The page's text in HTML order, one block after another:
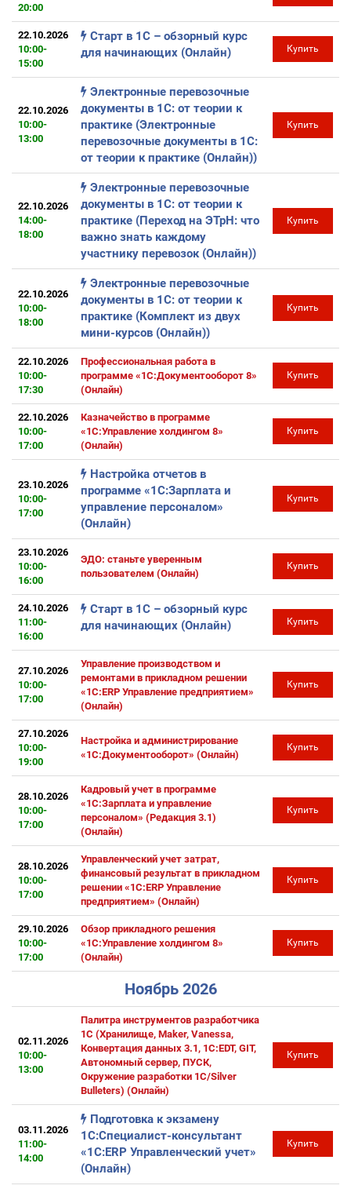
20:00
22.10.2026
10:00-
15:00
Старт в 1С – обзорный курс
для начинающих (Онлайн)
Купить
22.10.2026
10:00-
13:00
Электронные перевозочные
документы в 1С: от теории к
практике (Электронные
перевозочные документы в 1С:
от теории к практике (Онлайн))
Купить
22.10.2026
14:00-
18:00
Электронные перевозочные
документы в 1С: от теории к
практике (Переход на ЭТрН: что
важно знать каждому
участнику перевозок (Онлайн))
Купить
22.10.2026
10:00-
18:00
Электронные перевозочные
документы в 1С: от теории к
практике (Комплект из двух
мини-курсов (Онлайн))
Купить
22.10.2026
10:00-
17:30
Профессиональная работа в
программе «1С:Документооборот 8»
(Онлайн)
Купить
22.10.2026
10:00-
17:00
Казначейство в программе
«1С:Управление холдингом 8»
(Онлайн)
Купить
23.10.2026
10:00-
17:00
Настройка отчетов в
программе «1С:Зарплата и
управление персоналом»
(Онлайн)
Купить
23.10.2026
10:00-
16:00
ЭДО: станьте уверенным
пользователем (Онлайн)
Купить
24.10.2026
11:00-
16:00
Старт в 1С – обзорный курс
для начинающих (Онлайн)
Купить
27.10.2026
10:00-
17:00
Управление производством и
ремонтами в прикладном решении
«1С:ERP Управление предприятием»
(Онлайн)
Купить
27.10.2026
10:00-
19:00
Настройка и администрирование
«1С:Документооборот» (Онлайн)
Купить
28.10.2026
10:00-
17:00
Кадровый учет в программе
«1С:Зарплата и управление
персоналом» (Редакция 3.1)
(Онлайн)
Купить
28.10.2026
10:00-
17:00
Управленческий учет затрат,
финансовый результат в прикладном
решении «1С:ERP Управление
предприятием» (Онлайн)
Купить
29.10.2026
10:00-
17:00
Обзор прикладного решения
«1С:Управление холдингом 8»
(Онлайн)
Купить
Ноябрь 2026
02.11.2026
10:00-
13:00
Палитра инструментов разработчика
1С (Хранилище, Maker, Vanessa,
Конвертация данных 3.1, 1C:EDT, GIT,
Автономный сервер, ПУСК,
Окружение разработки 1С/Silver
Bulleters) (Онлайн)
Купить
03.11.2026
11:00-
14:00
Подготовка к экзамену
1С:Специалист-консультант
«1С:ERP Управленческий учет»
(Онлайн)
Купить